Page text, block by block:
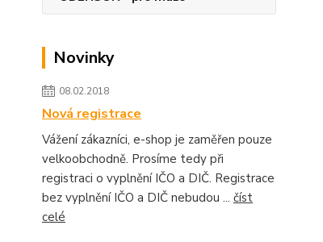
Novinky
08.02.2018
Nová registrace
Vážení zákazníci, e-shop je zaměřen pouze
velkoobchodně. Prosíme tedy při
registraci o vyplnění IČO a DIČ. Registrace
bez vyplnění IČO a DIČ nebudou ... číst
celé